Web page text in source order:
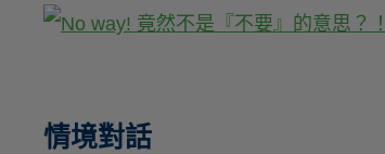
情境對話